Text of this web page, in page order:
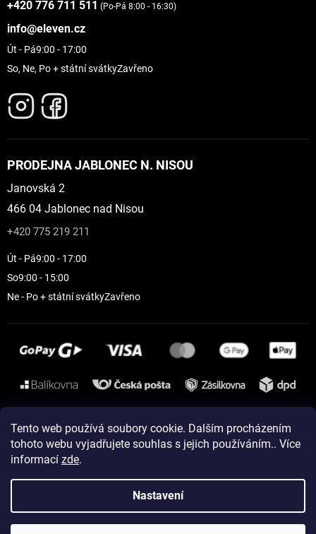
Tento web používá soubory cookie. Dalším procházením
tohoto webu vyjadřujete souhlas s jejich používáním.. Více
informací zde.
Nastavení
+420 776 711 511 (Po-Pá 8:00 - 16:30)
info@eleven.cz
Út - Pá9:00 - 17:00
So, Ne, Po + státní svátkyZavřeno
PRODEJNA JABLONEC N. NISOU
Janovská 2
466 04 Jablonec nad Nisou
+420 775 219 211
Út - Pá9:00 - 17:00
So9:00 - 15:00
Ne - Po + státní svátkyZavřeno
Instagram
Vytvořil Shoptet
Copyright 2026ELEVEN sportswear. Všechna práva vyhrazena.